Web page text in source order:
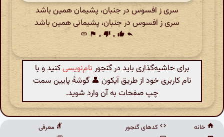
سری ز افسوس در جنبان، پشیمان همین باشد
سری ز افسوس در جنبان، پشیمانی همین باشد
reply
thumb_up ۰ thumb_down ۰ flag
link
برای حاشیه‌گذاری باید در گنجور نام‌نویسیکنید و با
نام کاربری خود از طریق آیکون 👤 گوشهٔ پایین سمت
چپ صفحات به آن وارد شوید.
خانه
کدهای گنجور
معرفی